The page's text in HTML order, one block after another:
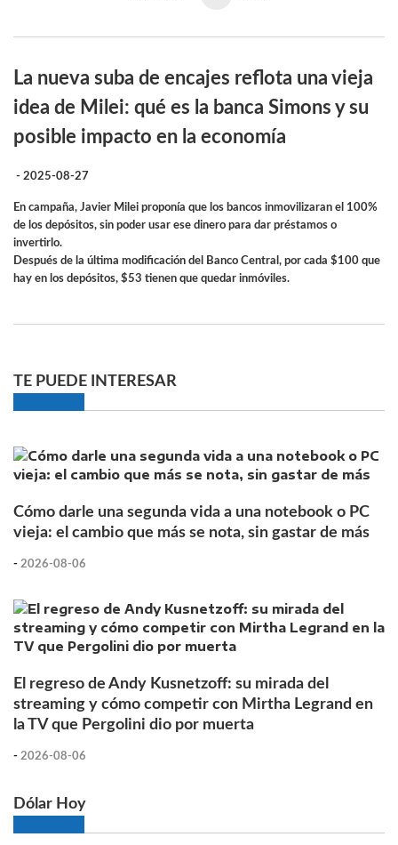
La nueva suba de encajes reflota una vieja
idea de Milei: qué es la banca Simons y su
posible impacto en la economía
- 2025-08-27
En campaña, Javier Milei proponía que los bancos inmovilizaran el 100%
de los depósitos, sin poder usar ese dinero para dar préstamos o
invertirlo.
Después de la última modificación del Banco Central, por cada $100 que
hay en los depósitos, $53 tienen que quedar inmóviles.
TE PUEDE INTERESAR
Cómo darle una segunda vida a una notebook o PC
vieja: el cambio que más se nota, sin gastar de más
- 2026-08-06
El regreso de Andy Kusnetzoff: su mirada del
streaming y cómo competir con Mirtha Legrand en
la TV que Pergolini dio por muerta
- 2026-08-06
Dólar Hoy